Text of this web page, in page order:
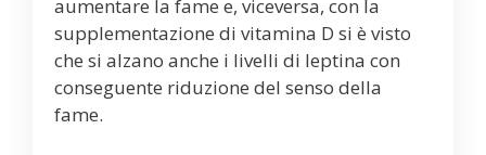
aumentare la fame e, viceversa, con la
supplementazione di vitamina D si è visto
che si alzano anche i livelli di leptina con
conseguente riduzione del senso della
fame.